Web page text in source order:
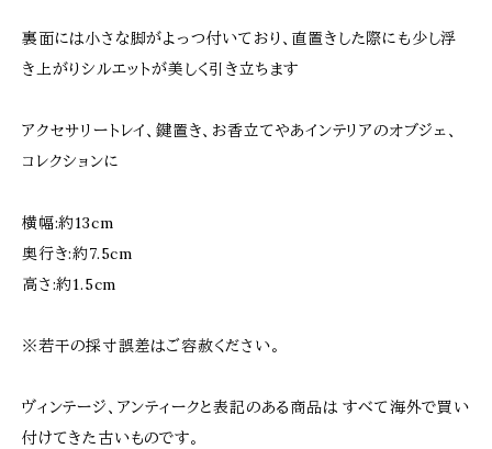
裏面には小さな脚がよっつ付いており、直置きした際にも少し浮
き上がりシルエットが美しく引き立ちます
アクセサリートレイ、鍵置き、お香立てやあインテリアのオブジェ、
コレクションに
横幅:約13cm
奥行き:約7.5cm
高さ:約1.5cm
※若干の採寸誤差はご容赦ください。
ヴィンテージ、アンティークと表記のある商品は すべて海外で買い
付けてきた古いものです。